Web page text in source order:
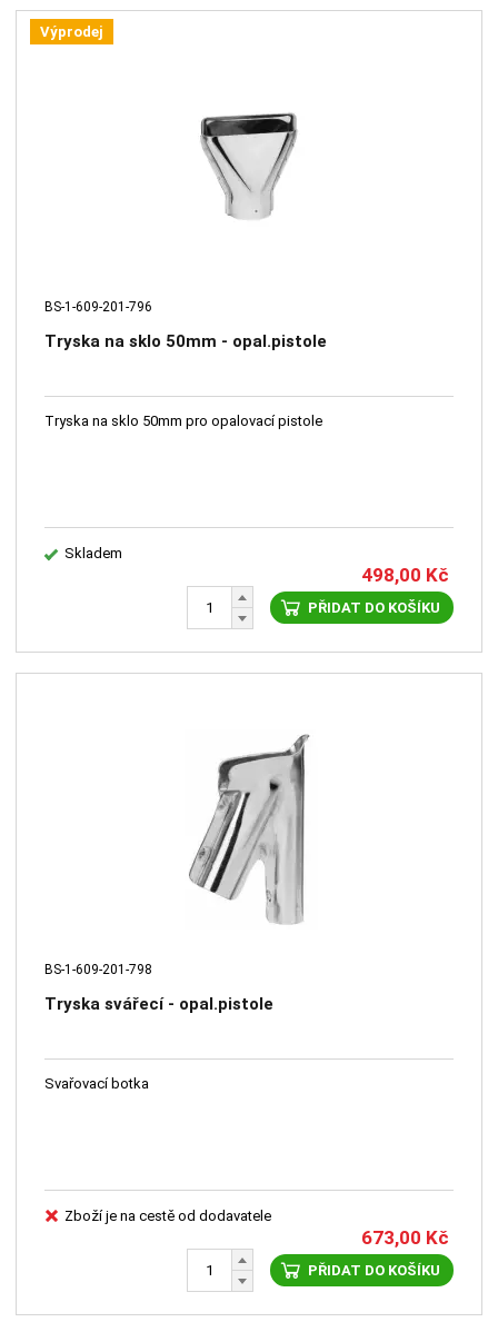
Výprodej
BS-1-609-201-796
Tryska na sklo 50mm - opal.pistole
Tryska na sklo 50mm pro opalovací pistole
Skladem
498,00 Kč
PŘIDAT DO KOŠÍKU
BS-1-609-201-798
Tryska svářecí - opal.pistole
Svařovací botka
Zboží je na cestě od dodavatele
673,00 Kč
PŘIDAT DO KOŠÍKU